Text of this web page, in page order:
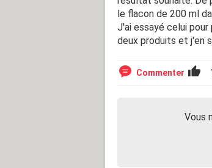
le flacon de 200 ml
J'ai essayé celui
deux produits et j'en
Commenter
Vous